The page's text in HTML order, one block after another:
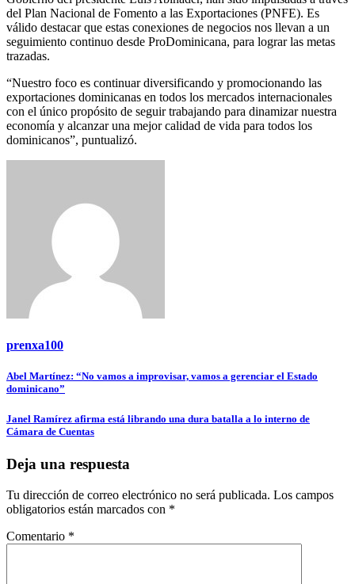
del Plan Nacional de Fomento a las Exportaciones (PNFE). Es
válido destacar que estas conexiones de negocios nos llevan a un
seguimiento continuo desde ProDominicana, para lograr las metas
trazadas.
“Nuestro foco es continuar diversificando y promocionando las
exportaciones dominicanas en todos los mercados internacionales
con el único propósito de seguir trabajando para dinamizar nuestra
economía y alcanzar una mejor calidad de vida para todos los
dominicanos”, puntualizó.
prenxa100
Navegación
entradas
Abel Martínez: “No vamos a improvisar, vamos a gerenciar el Estado
dominicano”
Janel Ramírez afirma está librando una dura batalla a lo interno de
Cámara de Cuentas
Deja una respuesta
Tu dirección de correo electrónico no será publicada. Los campos
obligatorios están marcados con *
Comentario *